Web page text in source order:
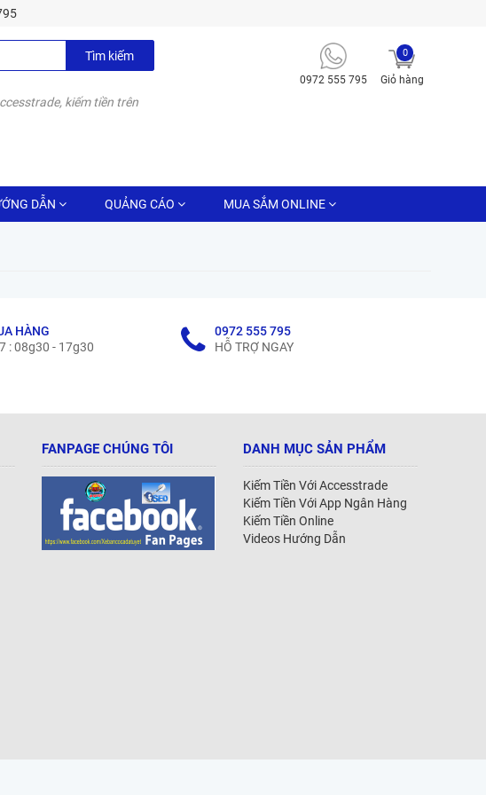
Tìm kiếm
kiếm tiền trên
0972 555 795 Giỏ hàng
0
DẪN QUẢNG CÁO MUA SẮM ONLINE
HÀNG
: 08g30 - 17g30
0972 555 795
HỖ TRỢ NGAY
FANPAGE CHÚNG TÔI DANH MỤC SẢN PHẨM
Kiếm Tiền Với Accesstrade
Kiếm Tiền Với App Ngân Hàng
Kiếm Tiền Online
Videos Hướng Dẫn